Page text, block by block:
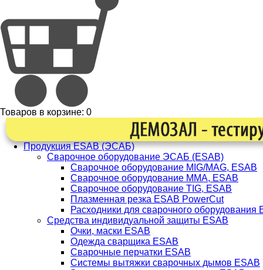
Товаров в корзине: 0
Продукция ESAB (ЭСАБ)
Сварочное оборудование ЭСАБ (ESAB)
Сварочное оборудование MIG/MAG, ESAB
Сварочное оборудование ММА, ESAB
Сварочное оборудование TIG, ESAB
Плазменная резка ESAB PowerCut
Расходники для сварочного оборудования
Средства индивидуальной защиты ESAB
Очки, маски ESAB
Одежда сварщика ESAB
Сварочные перчатки ESAB
Системы вытяжки сварочных дымов ESAB